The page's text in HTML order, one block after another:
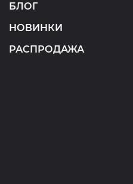
БЛОГ
НОВИНКИ
РАСПРОДАЖА